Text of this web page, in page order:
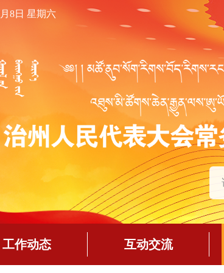
8日 星期六
工作动态 互动交流